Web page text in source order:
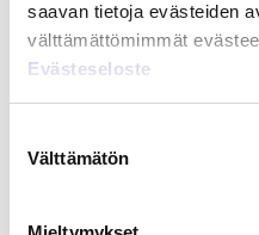
saavan tietoja evästeiden
välttämättömimmät
Evästeseloste
valinta
Välttämätön